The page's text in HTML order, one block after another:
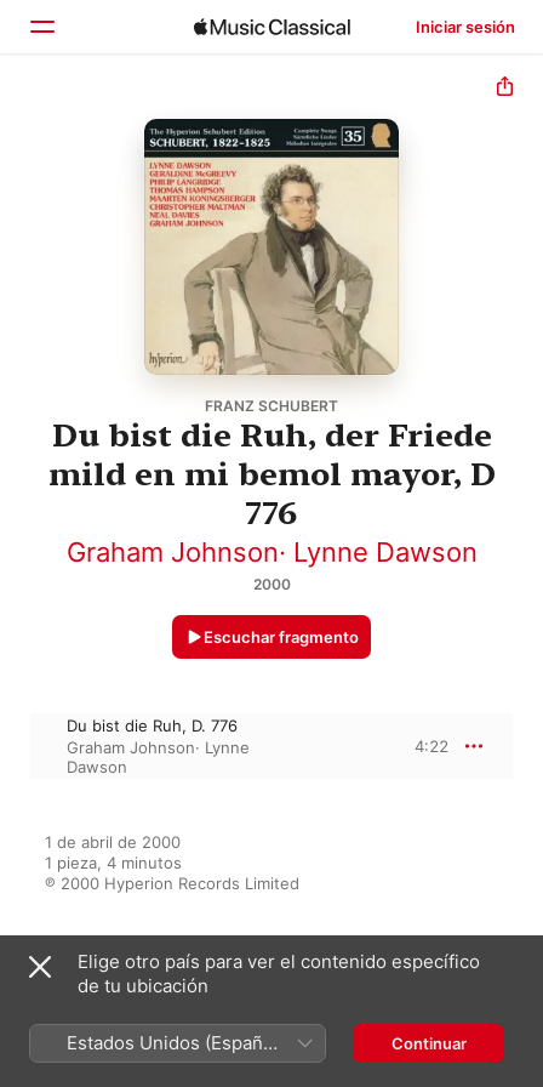
Iniciar sesión
Explorar
FRANZ SCHUBERT
Du bist die Ruh, der Friede
mild en mi bemol mayor, D
776
Graham Johnson· Lynne Dawson
2000
Escuchar fragmento
Du bist die Ruh, D. 776
Graham Johnson· Lynne
Dawson
4:22
1 de abril de 2000
1 pieza, 4 minutos
℗ 2000 Hyperion Records Limited
Del álbum
Schubert: Hyperion Song
Elige otro país para ver el contenido específico
de tu ubicación
Estados Unidos (Español
México)
Continuar